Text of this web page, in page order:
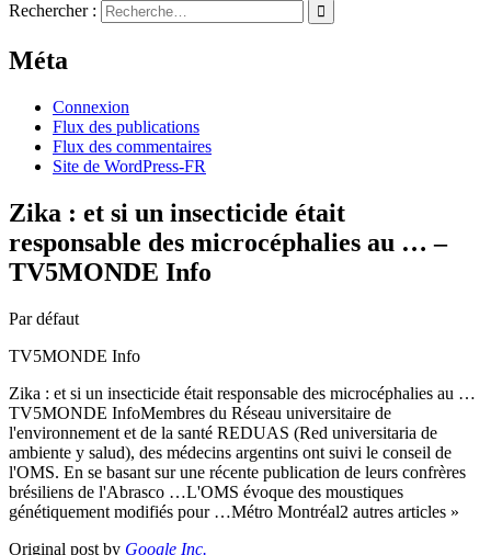
Rechercher :
Méta
Connexion
Flux des publications
Flux des commentaires
Site de WordPress-FR
Zika : et si un insecticide était
responsable des microcéphalies au … –
TV5MONDE Info
Par défaut
TV5MONDE Info
Zika : et si un insecticide était responsable des microcéphalies au …
TV5MONDE InfoMembres du Réseau universitaire de
l'environnement et de la santé REDUAS (Red universitaria de
ambiente y salud), des médecins argentins ont suivi le conseil de
l'OMS. En se basant sur une récente publication de leurs confrères
brésiliens de l'Abrasco …L'OMS évoque des moustiques
génétiquement modifiés pour …Métro Montréal2 autres articles »
Original post by Google Inc.